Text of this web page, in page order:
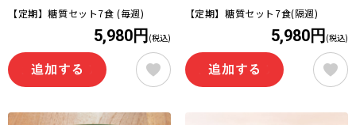
【定期】糖質セット7食 (毎週)
5,980円 (税込)
【定期】糖質セット7食(隔週)
5,980円 (税込)